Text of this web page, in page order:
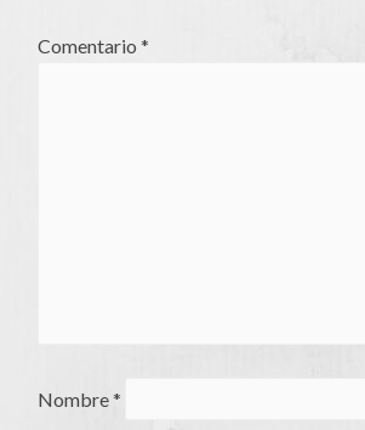
Comentario*
Nombre*